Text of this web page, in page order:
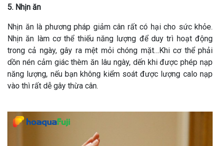
5. Nhịn ăn
Nhịn ăn là phương pháp giảm cân rất có hại cho sức khỏe.
Nhịn ăn làm cơ thể thiếu năng lượng để duy trì hoạt động
trong cả ngày, gây ra mệt mỏi chóng mặt…Khi cơ thể phải
dồn nén cảm giác thèm ăn lâu ngày, dến khi được phép nạp
năng lượng, nếu bạn không kiểm soát được lượng calo nạp
vào thì rất dễ gây thừa cân.